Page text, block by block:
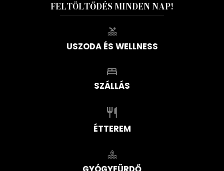
FELTÖLTŐDÉS MINDEN NAP!
USZODA ÉS WELLNESS
SZÁLLÁS
ÉTTEREM